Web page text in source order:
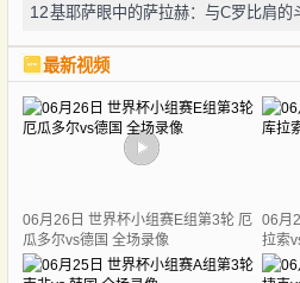
12基耶萨眼中的萨拉赫：与C罗比肩的
最新视频
06月26日 世界杯小组赛E组第3轮 厄
瓜多尔vs德国 全场录像
06月
拉索